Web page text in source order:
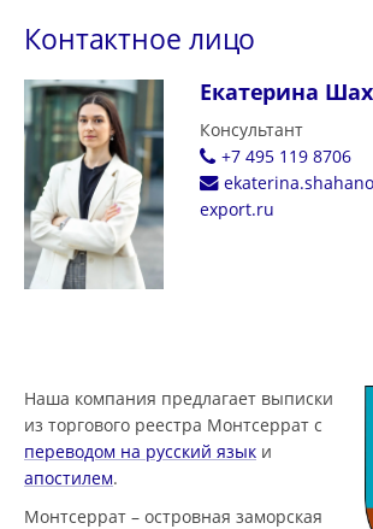
Контактное лицо
Екатерина
Консультант
+7 495 119 8706
export.ru
Наша компания предлагает выписки
из торгового реестра Монтсеррат с
переводом на русский язык и
апостилем.
Монтсеррат – островная заморская